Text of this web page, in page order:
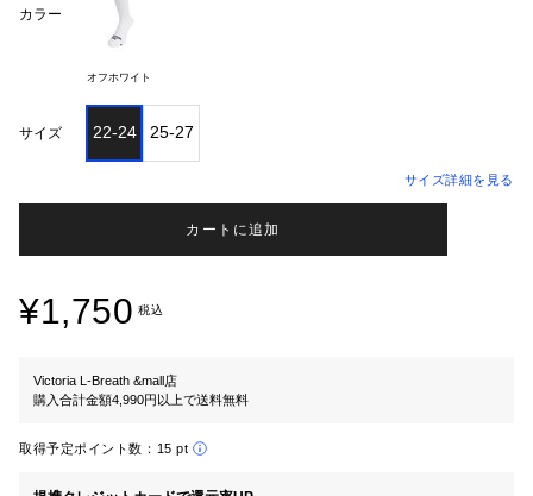
カラー
オフホワイト
サイズ 22-24 25-27
サイズ詳細を見る
カートに追加
¥1,750 税込
Victoria L-Breath &mall店
購入合計金額4,990円以上で送料無料
取得予定ポイント数： 15 pt